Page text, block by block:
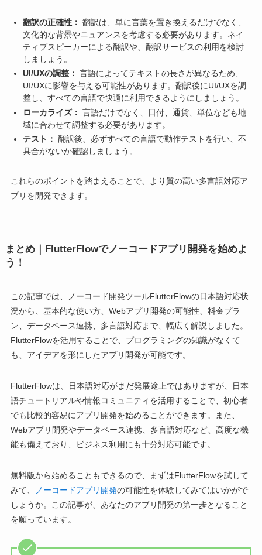
翻訳の正確性： 翻訳は、単に言葉を置き換えるだけでなく、
文化的な背景やニュアンスを考慮する必要があります。ネイ
ティブスピーカーによる翻訳や、翻訳サービスの利用を検討
しましょう。
UI/UXの調整： 言語によってテキストの長さが異なるため、
UI/UXに影響を与える可能性があります。翻訳後にUI/UXを調
整し、すべての言語で快適に利用できるようにしましょう。
ローカライズ： 言語だけでなく、日付、通貨、単位なども地
域に合わせて調整する必要があります。
テスト： 翻訳後、必ずすべての言語で動作テストを行い、不
具合がないか確認しましょう。
これらのポイントを踏まえることで、より質の高い多言語対応ア
プリを開発できます。
まとめ｜FlutterFlowでノーコードアプリ開発を始めよ
う！
この記事では、ノーコード開発ツールFlutterFlowの日本語対応状
況から、基本的な使い方、Webアプリ開発の可能性、料金プラ
ン、データベース連携、多言語対応まで、幅広く解説しました。
FlutterFlowを活用することで、プログラミングの知識がなくて
も、アイデアを形にしたアプリ開発が可能です。
FlutterFlowは、日本語対応がまだ発展途上ではありますが、日本
語チュートリアルや情報コミュニティを活用することで、初心者
でも比較的容易にアプリ開発を始めることができます。また、
Webアプリ開発やデータベース連携、多言語対応など、高度な機
能も備えており、ビジネス利用にも十分対応可能です。
無料版から始めることもできるので、まずはFlutterFlowを試して
みて、
ノーコードアプリ開発の可能性を体験してみてはいかがで
しょうか。この記事が、あなたのアプリ開発の第一歩となること
を願っています。